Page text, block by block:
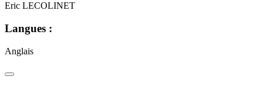
Eric LECOLINET
Langues :
Anglais